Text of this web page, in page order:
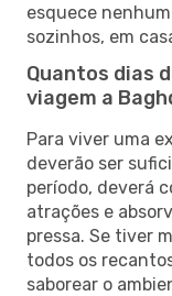
esquece
sozinhos, em
Quantos dias
viagem a
Para viver uma
deverão ser
período, deverá
atrações e
pressa. Se tiver
todos os
saborear o